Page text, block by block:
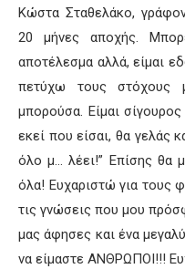
Κώστα Σταθελάκο,
20 μήνες αποχής.
αποτέλεσμα αλλά, είμαι
πετύχω τους
μπορούσα. Είμαι
εκεί που είσαι, θα γελάς
όλο μ… λέει!” Επίσης θα
όλα! Ευχαριστώ για τους
τις γνώσεις που μου
μας άφησες και ένα
να είμαστε ΑΝΘΡΩΠΟΙ!!!